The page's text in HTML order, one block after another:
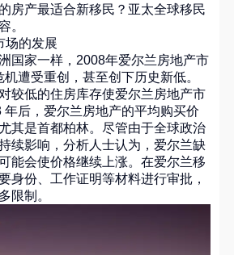
房产最适合新移民？亚太全球移民
。
场的发展
国家一样，2008年爱尔兰房地产市
遭受重创，甚至创下历史新低。
较低的住房库存使爱尔兰房地产市
后，爱尔兰房地产的平均购买价
其是首都柏林。尽管由于全球政治
续影响，分析人士认为，爱尔兰缺
能会使价格继续上涨。在爱尔兰移
身份、工作证明等材料进行审批，
限制。